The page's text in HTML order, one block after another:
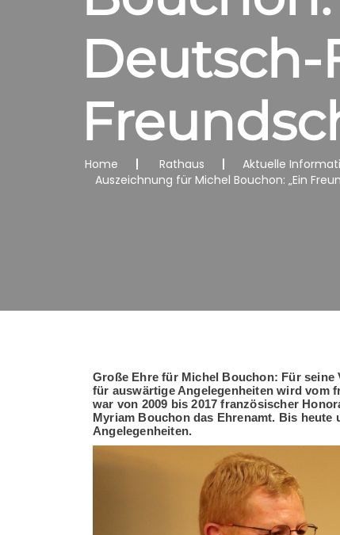
Deutsch-
Home Rathaus Aktuelle
Auszeichnung für Michel Bouchon: „Ein
Große Ehre für Michel Bouchon: Für seine
für auswärtige Angelegenheiten wird vom
war von 2009 bis 2017 französischer
Myriam Bouchon das Ehrenamt. Bis
Angelegenheiten.